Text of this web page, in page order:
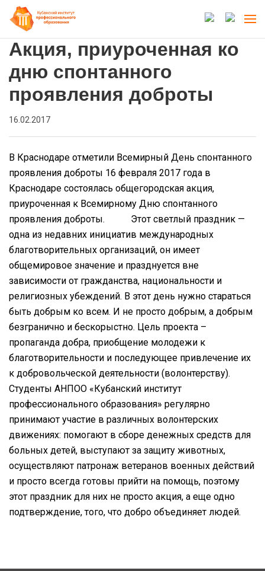
Акция, приуроченная ко
дню спонтанного
проявления доброты
16.02.2017
В Краснодаре отметили Всемирный День спонтанного
проявления доброты 16 февраля 2017 года в
Краснодаре состоялась общегородская акция,
приуроченная к Всемирному Дню спонтанного
проявления доброты. Этот светлый праздник —
одна из недавних инициатив международных
благотворительных организаций, он имеет
общемировое значение и празднуется вне
зависимости от гражданства, национальности и
религиозных убеждений. В этот день нужно стараться
быть добрым ко всем. И не просто добрым, а добрым
безгранично и бескорыстно. Цель проекта –
пропаганда добра, приобщение молодежи к
благотворительности и последующее привлечение их
к добровольческой деятельности (волонтерству).
Студенты АНПОО «Кубанский институт
профессионального образования» регулярно
принимают участие в различных волонтерских
движениях: помогают в сборе денежных средств для
больных детей, выступают за защиту животных,
осуществляют патронаж ветеранов военных действий
и просто всегда готовы прийти на помощь, поэтому
этот праздник для них не просто акция, а еще одно
подтверждение, того, что добро объединяет людей.